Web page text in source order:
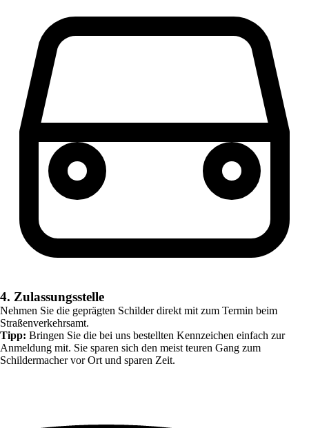
4. Zulassungsstelle
Nehmen Sie die geprägten Schilder direkt mit zum Termin beim
Straßenverkehrsamt.
Tipp: Bringen Sie die bei uns bestellten Kennzeichen einfach zur
Anmeldung mit. Sie sparen sich den meist teuren Gang zum
Schildermacher vor Ort und sparen Zeit.